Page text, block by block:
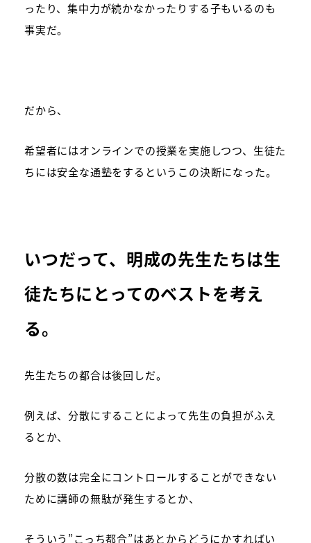
ったり、集中力が続かなかったりする子もいるのも
事実だ。
だから、
希望者にはオンラインでの授業を実施しつつ、生徒た
ちには安全な通塾をするというこの決断になった。
いつだって、明成の先生たちは生
徒たちにとってのベストを考え
る。
先生たちの都合は後回しだ。
例えば、分散にすることによって先生の負担がふえ
るとか、
分散の数は完全にコントロールすることができない
ために講師の無駄が発生するとか、
そういう”こっち都合”はあとからどうにかすればい